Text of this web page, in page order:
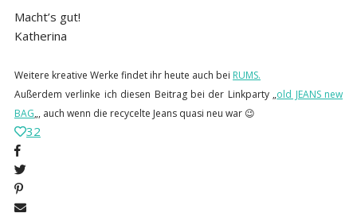
Macht’s gut!
Katherina
Weitere kreative Werke findet ihr heute auch bei RUMS.
Außerdem verlinke ich diesen Beitrag bei der Linkparty „old JEANS new
BAG„, auch wenn die recycelte Jeans quasi neu war 😉
32